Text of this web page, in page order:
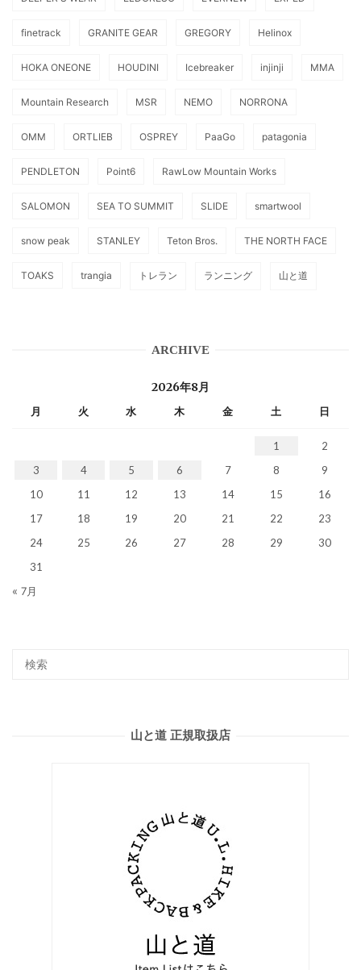
finetrack GRANITE GEAR GREGORY Helinox
HOKA ONEONE HOUDINI Icebreaker injinji MMA
Mountain Research MSR NEMO NORRONA
OMM ORTLIEB OSPREY PaaGo patagonia
PENDLETON Point6 RawLow Mountain Works
SALOMON SEA TO SUMMIT SLIDE smartwool
snow peak STANLEY Teton Bros. THE NORTH FACE
TOAKS trangia トレラン ランニング 山と道
ARCHIVE
2026年8月
月 火 水 木 金 土 日
1
2
3
4 5 6 7 8
9
10
11 12 13 14 15
16
17
18 19 20 21 22
23
24
25 26 27 28 29
30
31
« 7月
山と道 正規取扱店